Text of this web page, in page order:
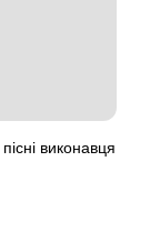
виконавця